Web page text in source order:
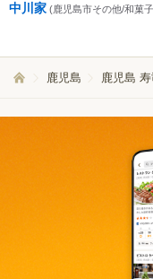
中川家 (鹿児島市その他/和菓
鹿児島 鹿児島 寿